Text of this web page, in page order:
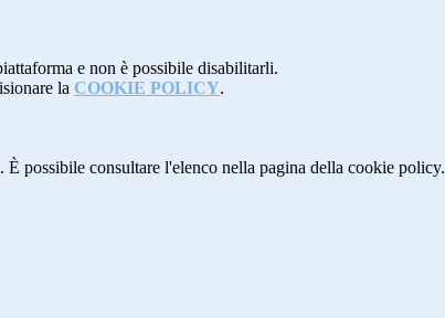
e non è possibile disabilitarli.
la COOKIE POLICY.
possibile consultare l'elenco nella pagina della cookie policy.